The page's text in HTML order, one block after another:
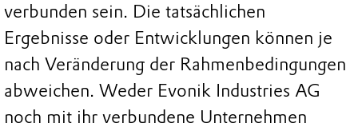
verbunden sein. Die tatsächlichen
Ergebnisse oder Entwicklungen können je
nach Veränderung der Rahmenbedingungen
abweichen. Weder Evonik Industries AG
noch mit ihr verbundene Unternehmen